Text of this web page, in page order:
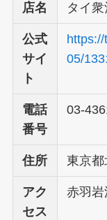
店名 タイ
公式
サイ
ト
05/
電話
番号
03-
住所 東京
アク
セス
赤羽